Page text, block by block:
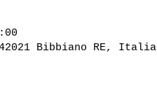
Bibbiano RE, Italia